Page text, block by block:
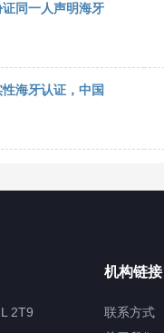
同一人声明海牙
海牙认证，中国
2T9
机构链接
联系方式